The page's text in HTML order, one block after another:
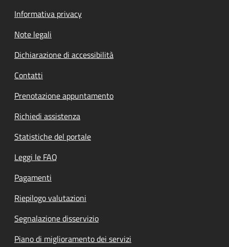
Informativa privacy
Note legali
Dichiarazione di accessibilità
Contatti
Prenotazione appuntamento
Richiedi assistenza
Statistiche del portale
Leggi le FAQ
Pagamenti
Riepilogo valutazioni
Segnalazione disservizio
Piano di miglioramento dei servizi